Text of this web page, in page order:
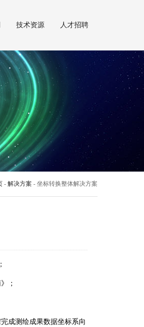
技术资源 人才招聘
- 解决方案 - 坐标转换整体解决方案
；
成测绘成果数据坐标系向